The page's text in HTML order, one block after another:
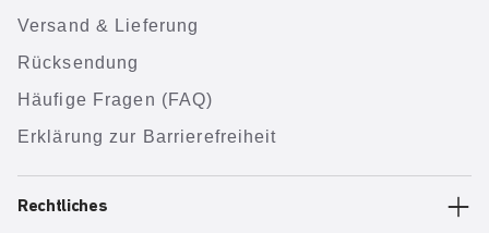
Versand & Lieferung
Rücksendung
Häufige Fragen (FAQ)
Erklärung zur Barrierefreiheit
Rechtliches